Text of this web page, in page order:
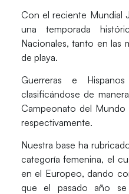
Con el reciente Mundial
una temporada
Nacionales, tanto en las
de playa.
Guerreras e
clasificándose de
Campeonato del
respectivamente.
Nuestra base ha
categoría femenina, el
en el Europeo, dando
que el pasado año se